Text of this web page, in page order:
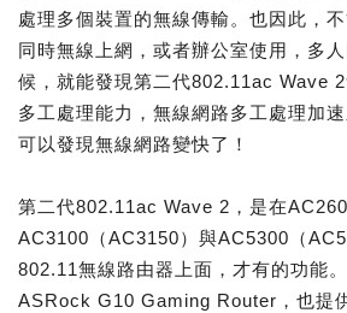
處理多個裝置的無線傳輸。也因此，
同時無線上網，或者辦公室使用，多
候，就能發現第二代802.11ac Wave
多工處理能力，無線網路多工處理加
可以發現無線網路變快了！
第二代802.11ac Wave 2，是在
AC3100（AC3150）與AC5300（
802.11無線路由器上面，才有的功能
ASRock G10 Gaming Router，也提